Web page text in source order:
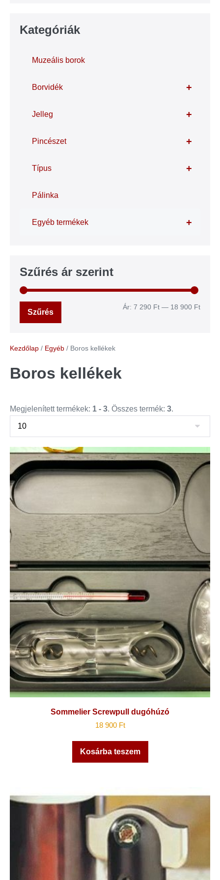
Kategóriák
Muzeális borok
+
Borvidék
+
Jelleg
+
Pincészet
+
Típus
Pálinka
+
Egyéb termékek
Szűrés ár szerint
Szűrés
Ár: 7 290 Ft — 18 900 Ft
Kezdőlap / Egyéb / Boros kellékek
Boros kellékek
Megjelenített termékek: 1 - 3. Összes termék: 3.
Sommelier Screwpull dugóhúzó
18 900 Ft
Kosárba teszem